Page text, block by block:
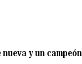
y un campeón